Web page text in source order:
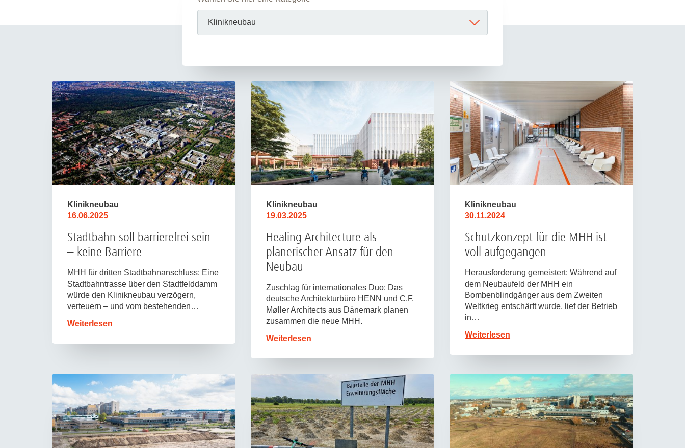
Zentrale Forschungseinrichtung Elektronenmikroskopie
Für Postdoktorand:innen
Für Ärzt:innen
Forschungsdatenpolicy
Forschungsinformationssystem
Forschungskommission
Gute wissenschaftliche Praxis
GWP-Kommission
Ombudswesen und Ombudsperson
Forschung - Wissen - Translation - Transfer
Für Startups und Gründer:innen
Klinikneubau
16.06.2025
Stadtbahn soll barrierefrei sein
– keine Barriere
MHH für dritten Stadtbahnanschluss: Eine
Stadtbahntrasse über den Stadtfelddamm
würde den Klinikneubau verzögern,
verteuern – und vom bestehenden…
Weiterlesen
Klinikneubau
19.03.2025
Healing Architecture als
planerischer Ansatz für den
Neubau
Zuschlag für internationales Duo: Das
deutsche Architekturbüro HENN und C.F.
Møller Architects aus Dänemark planen
zusammen die neue MHH.
Weiterlesen
Klinikneubau
30.11.2024
Schutzkonzept für die MHH ist
voll aufgegangen
Herausforderung gemeistert: Während auf
dem Neubaufeld der MHH ein
Bombenblindgänger aus dem Zweiten
Weltkrieg entschärft wurde, lief der Betrieb
in…
Weiterlesen